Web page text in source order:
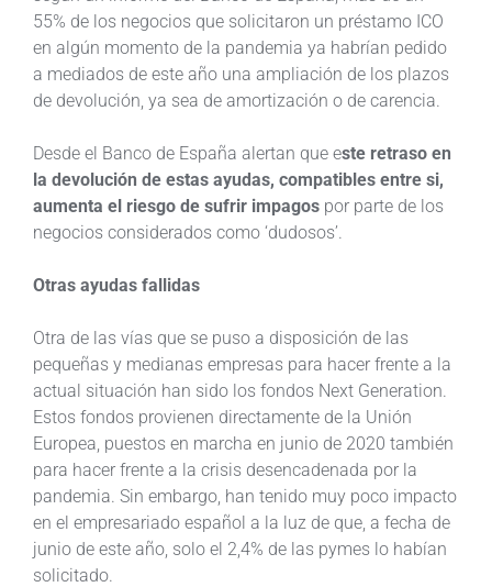
55% de los negocios que solicitaron un préstamo ICO
en algún momento de la pandemia ya habrían pedido
a mediados de este año una ampliación de los plazos
de devolución, ya sea de amortización o de carencia.
Desde el Banco de España alertan que este retraso en
la devolución de estas ayudas, compatibles entre si,
aumenta el riesgo de sufrir impagos por parte de los
negocios considerados como ‘dudosos’.
Otras ayudas fallidas
Otra de las vías que se puso a disposición de las
pequeñas y medianas empresas para hacer frente a la
actual situación han sido los fondos Next Generation.
Estos fondos provienen directamente de la Unión
Europea, puestos en marcha en junio de 2020 también
para hacer frente a la crisis desencadenada por la
pandemia. Sin embargo, han tenido muy poco impacto
en el empresariado español a la luz de que, a fecha de
junio de este año, solo el 2,4% de las pymes lo habían
solicitado.